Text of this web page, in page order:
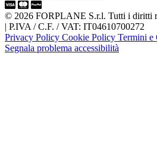
© 2026 FORPLANE S.r.l. Tutti i diritti
| P.IVA / C.F. / VAT: IT04610700272
Privacy Policy Cookie Policy Termini e
Segnala problema accessibilità